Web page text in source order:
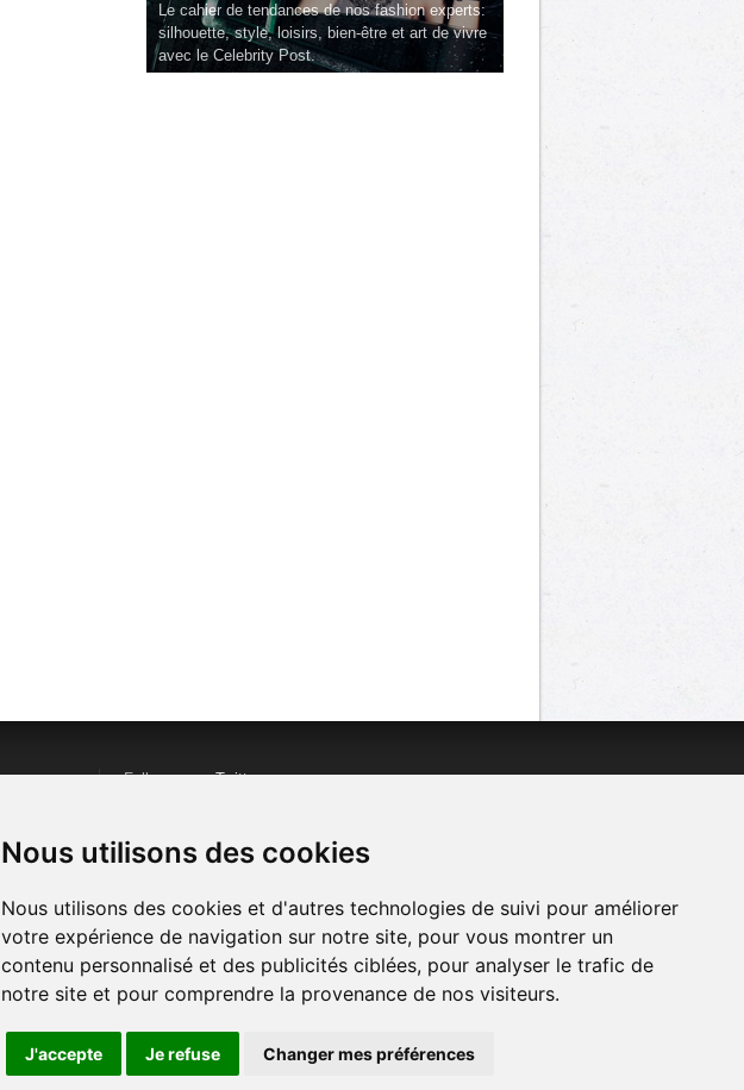
Nous utilisons des cookies
Nous utilisons des cookies et d'autres technologies de suivi pour améliorer
votre expérience de navigation sur notre site, pour vous montrer un
contenu personnalisé et des publicités ciblées, pour analyser le trafic de
notre site et pour comprendre la provenance de nos visiteurs.
J'accepte Je refuse Changer mes préférences
Le cahier de tendances de nos fashion experts:
silhouette, style, loisirs, bien-être et art de vivre
avec le Celebrity Post.
Follow us onTwitter
Watch us on